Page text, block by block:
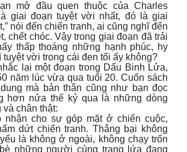
mở đầu quen thuộc của Charles
giai đoạn tuyệt vời nhất, đó là giai
nói đến chiến tranh, ai cũng nghĩ đến
chết chóc. Vậy trong giai đoạn đã trải
thấp thoáng những hạnh phúc, hy
vời trong cái đen tối ấy không?
lại một đoạn trong Dấu Binh Lửa,
năm lúc vừa qua tuổi 20. Cuốn sách
mà bản thân cũng như bạn đọc
hơn nửa thế kỷ qua là những dòng
chân thật:
nhận cho sự góp mặt ở chiến cuộc,
dứt chiến tranh. Thắng bại không
là không ở ngoài, không chạy trốn
những người cùng trang lứa đang